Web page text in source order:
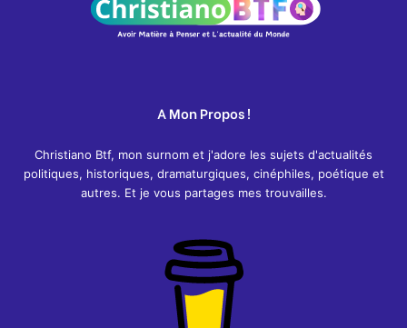
A Mon Propos !
Christiano Btf, mon surnom et j'adore les sujets d'actualités
politiques, historiques, dramaturgiques, cinéphiles, poétique et
autres. Et je vous partages mes trouvailles.